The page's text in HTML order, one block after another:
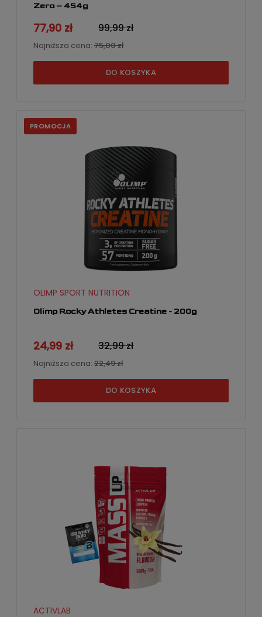
Zero – 454g
77,90 zł 99,99 zł
Najniższa cena: 75,00 zł
DO KOSZYKA
Olimp Rocky Athletes Creatine - 200g
OLIMP SPORT NUTRITION
24,99 zł 32,99 zł
Najniższa cena: 22,49 zł
DO KOSZYKA
PROMOCJA
ACTIVLAB